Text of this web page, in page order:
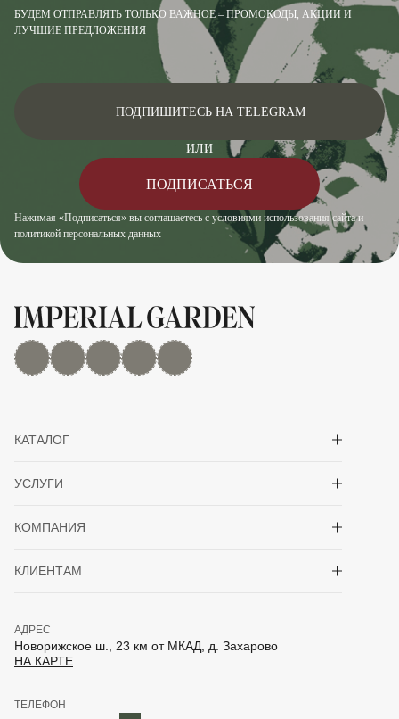
БУДЕМ ОТПРАВЛЯТЬ ТОЛЬКО ВАЖНОЕ – ПРОМОКОДЫ, АКЦИИ И
ЛУЧШИЕ ПРЕДЛОЖЕНИЯ
Нажимая «Подписаться» вы соглашаетесь с условиями использования сайта и
политикой персональных данных
ПОДПИШИТЕСЬ НА TELEGRAM
ИЛИ
ПОДПИСАТЬСЯ
MAX Дзен YouTuberutubeTelegram
КАТАЛОГ
УСЛУГИ
КОМПАНИЯ
КЛИЕНТАМ
АДРЕС
Новорижское ш., 23 км от МКАД, д. Захарово
НА КАРТЕ
ТЕЛЕФОН